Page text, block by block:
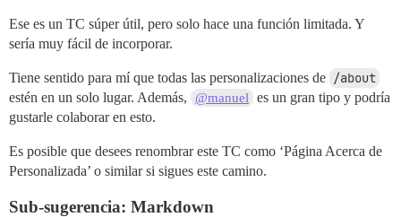
Ese es un TC súper útil, pero solo hace una función limitada. Y
sería muy fácil de incorporar.
Tiene sentido para mí que todas las personalizaciones de /about
estén en un solo lugar. Además, @manuel
es un gran tipo y podría
gustarle colaborar en esto.
Es posible que desees renombrar este TC como ‘Página Acerca de
Personalizada’ o similar si sigues este camino.
Sub-sugerencia: Markdown